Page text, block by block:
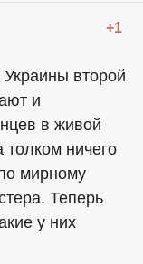
+1
второй
и
в живой
ничего
мирному
Теперь
у них